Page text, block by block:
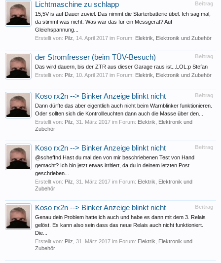
Beitrag
Lichtmaschine zu schlapp
15,5V is auf Dauer zuviel. Das nimmt die Starterbatterie übel. Ich sag mal,
da stimmt was nicht. Was war das für ein Messgerät? Auf
Gleichspannung...
Erstellt von: Pilz 14. April 2017 im Forum: Elektrik, Elektronik und Zubehör
Beitrag
der Stromfresser (beim TÜV-Besuch)
Das wird dauern, bis der ZTR aus dieser Garage raus ist...LOL:p Stefan
Erstellt von: Pilz 10. April 2017 im Forum: Elektrik, Elektronik und Zubehör
Beitrag
Koso rx2n --> Binker Anzeige blinkt nicht
Dann dürfte das aber eigentlich auch nicht beim Warnblinker funktionieren.
Oder sollten sich die Kontrollleuchten dann auch die Masse über den...
Erstellt von: Pilz 31. März 2017 im Forum: Elektrik, Elektronik und
Zubehör
Beitrag
Koso rx2n --> Binker Anzeige blinkt nicht
@scheffnd Hast du mal den von mir beschriebenen Test von Hand
gemacht? Ich bin jetzt etwas irritiert, da du in deinem letzten Post
geschrieben...
Erstellt von: Pilz 31. März 2017 im Forum: Elektrik, Elektronik und
Zubehör
Beitrag
Koso rx2n --> Binker Anzeige blinkt nicht
Genau dein Problem hatte ich auch und habe es dann mit dem 3. Relais
gelöst. Es kann also sein dass das neue Relais auch nicht funktioniert.
Die...
Erstellt von: Pilz 31. März 2017 im Forum: Elektrik, Elektronik und
Zubehör